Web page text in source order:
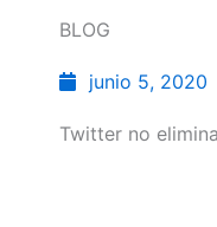
BLOG
junio 5, 2020
Twitter no